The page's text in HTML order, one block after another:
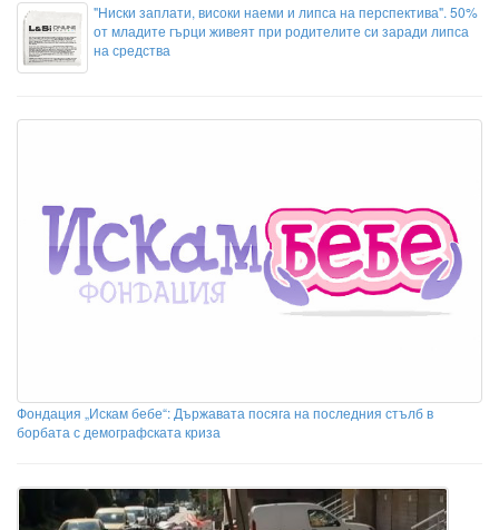
"Ниски заплати, високи наеми и липса на перспектива". 50%
от младите гърци живеят при родителите си заради липса
на средства
Фондация „Искам бебе“: Държавата посяга на последния стълб в
борбата с демографската криза